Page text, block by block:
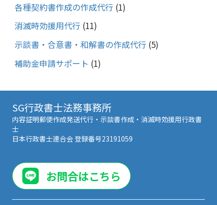
各種契約書作成の作成代行(1)
消滅時効援用代行(11)
示談書・合意書・和解書の作成代行(5)
補助金申請サポート (1)
SG行政書士法務事務所
内容証明郵便作成発送代行・示談書作成・消滅時効援用行政書
士
日本行政書士連合会 登録番号23191059
お問合はこちら